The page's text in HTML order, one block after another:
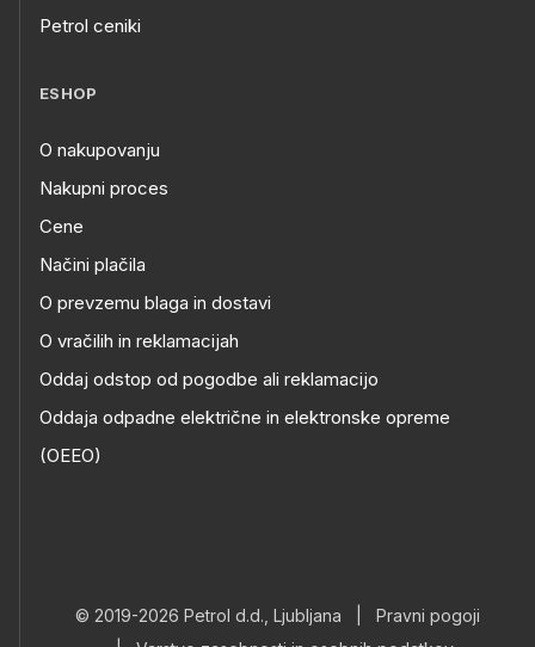
Petrol ceniki
ESHOP
O nakupovanju
Nakupni proces
Cene
Načini plačila
O prevzemu blaga in dostavi
O vračilih in reklamacijah
Oddaj odstop od pogodbe ali reklamacijo
Oddaja odpadne električne in elektronske opreme
(OEEO)
© 2019-2026 Petrol d.d., Ljubljana
Pravni pogoji